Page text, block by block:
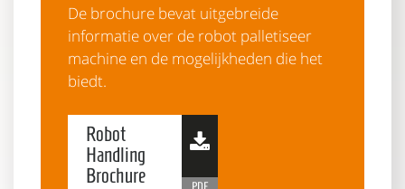
De brochure bevat uitgebreide
informatie over de robot palletiseer
machine en de mogelijkheden die het
biedt.
Robot
Handling
Brochure